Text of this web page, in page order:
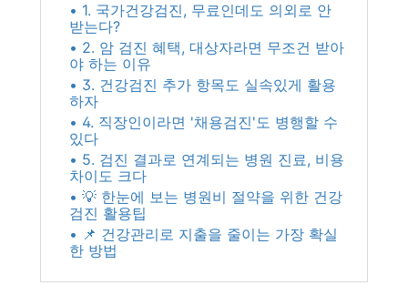
• 1. 국가건강검진, 무료인데도 의외로 안
받는다?
• 2. 암 검진 혜택, 대상자라면 무조건 받아
야 하는 이유
• 3. 건강검진 추가 항목도 실속있게 활용
하자
• 4. 직장인이라면 '채용검진'도 병행할 수
있다
• 5. 검진 결과로 연계되는 병원 진료, 비용
차이도 크다
• 💡 한눈에 보는 병원비 절약을 위한 건강
검진 활용팁
• 📌 건강관리로 지출을 줄이는 가장 확실
한 방법